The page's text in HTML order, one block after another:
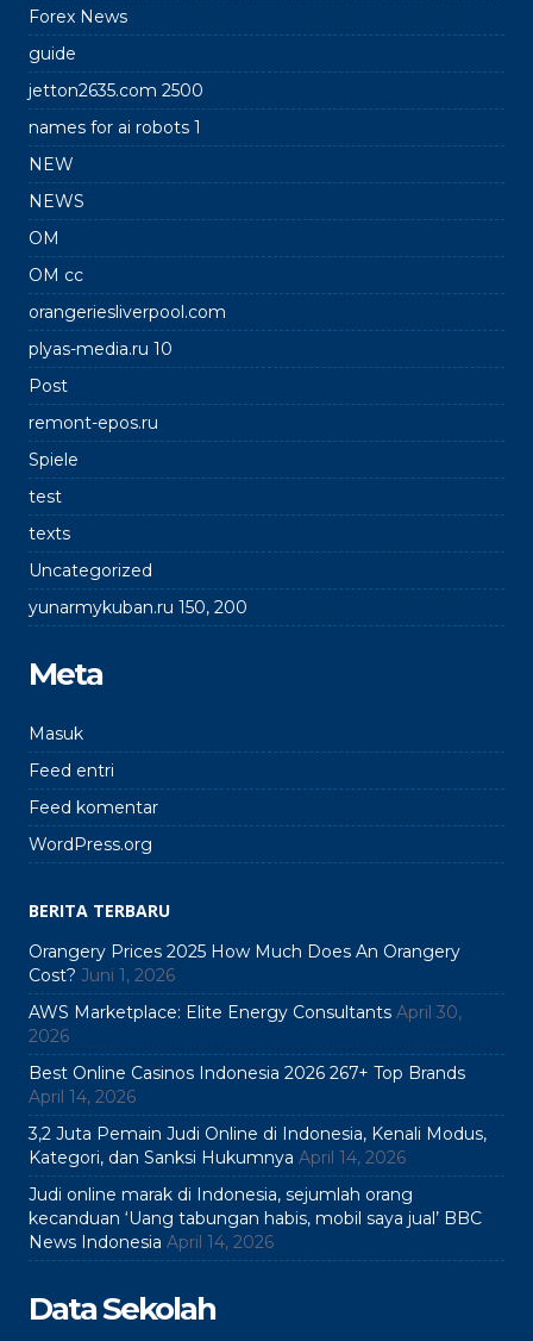
Forex News
guide
jetton2635.com 2500
names for ai robots 1
NEW
NEWS
OM
OM cc
orangeriesliverpool.com
plyas-media.ru 10
Post
remont-epos.ru
Spiele
test
texts
Uncategorized
yunarmykuban.ru 150, 200
Meta
Masuk
Feed entri
Feed komentar
WordPress.org
BERITA TERBARU
Orangery Prices 2025 How Much Does An Orangery
Cost? Juni 1, 2026
AWS Marketplace: Elite Energy Consultants April 30,
2026
Best Online Casinos Indonesia 2026 267+ Top Brands
April 14, 2026
3,2 Juta Pemain Judi Online di Indonesia, Kenali Modus,
Kategori, dan Sanksi Hukumnya April 14, 2026
Judi online marak di Indonesia, sejumlah orang
kecanduan ‘Uang tabungan habis, mobil saya jual’ BBC
News Indonesia April 14, 2026
Data Sekolah